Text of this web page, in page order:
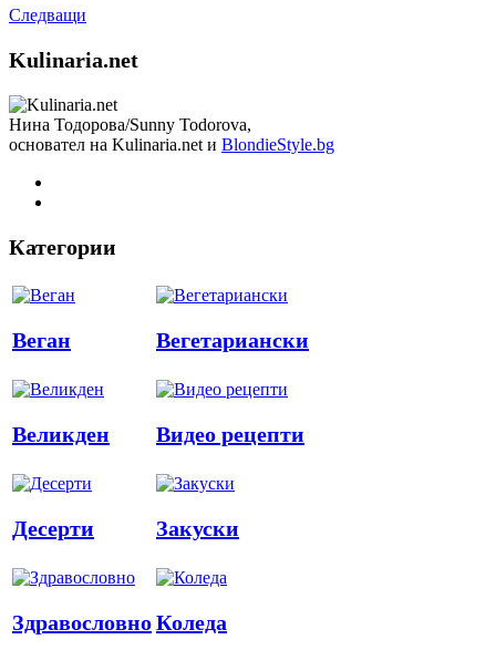
Следващи
Kulinaria.net
Нина Тодорова/Sunny Todorova,
основател на Kulinaria.net и BlondieStyle.bg
Категории
Веган Вегетариански
Великден Видео рецепти
Десерти Закуски
ЗдравословноКоледа